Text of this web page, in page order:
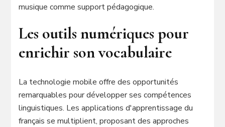
musique comme support pédagogique.
Les outils numériques pour
enrichir son vocabulaire
La technologie mobile offre des opportunités
remarquables pour développer ses compétences
linguistiques. Les applications d'apprentissage du
français se multiplient, proposant des approches